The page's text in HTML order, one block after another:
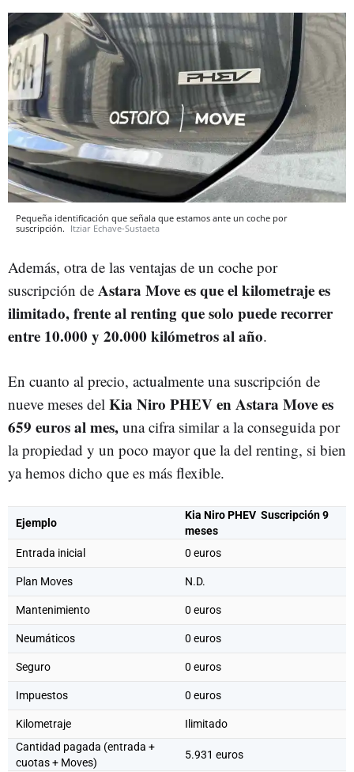
Pequeña identificación que señala que estamos ante un coche por
suscripción. Itziar Echave-Sustaeta
Además, otra de las ventajas de un coche por
suscripción de Astara Move es que el kilometraje es
ilimitado, frente al renting que solo puede recorrer
entre 10.000 y 20.000 kilómetros al año.
En cuanto al precio, actualmente una suscripción de
nueve meses del Kia Niro PHEV en Astara Move es
659 euros al mes, una cifra similar a la conseguida por
la propiedad y un poco mayor que la del renting, si bien
ya hemos dicho que es más flexible.
Ejemplo
Kia Niro PHEV Suscripción 9
meses
Entrada inicial
0 euros
Plan Moves N.D.
Mantenimiento 0 euros
Neumáticos 0 euros
Seguro 0 euros
Impuestos 0 euros
Kilometraje
Ilimitado
Cantidad pagada (entrada +
cuotas + Moves)
5.931 euros